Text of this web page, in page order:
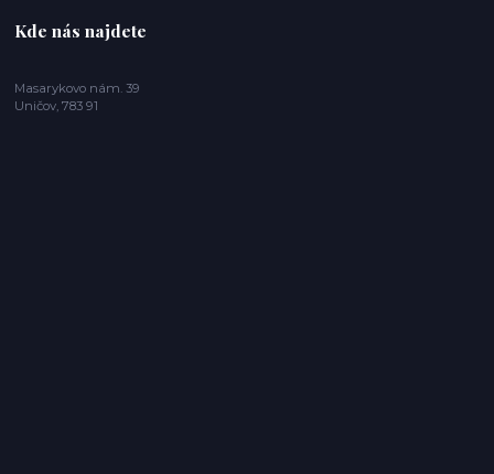
Kde nás najdete
Masarykovo nám. 39
Uničov, 783 91